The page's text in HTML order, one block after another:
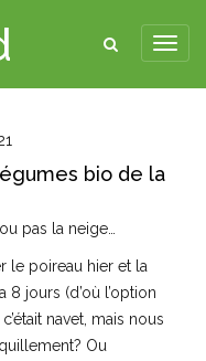
bio de la
pas la neige…
le poireau hier et la
jours (d’où l’option
navet, mais nous
Ou